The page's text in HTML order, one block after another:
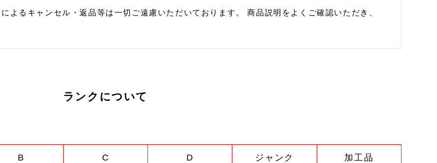
よるキャンセル・返品等は一切ご遠慮いただいております。 商品説明をよくご確認いただき、
ランクについて
B C D ジャンク 加工品